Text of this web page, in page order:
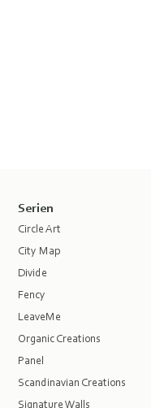
Serien
Circle Art
City Map
Divide
Fency
LeaveMe
Organic Creations
Panel
Scandinavian Creations
Signature Walls